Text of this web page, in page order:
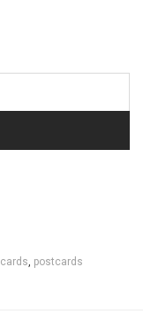
postcards